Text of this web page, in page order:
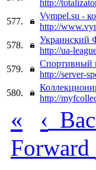
http://
577.
Vympel.su -
http://
578.
Украинский
http://ua-
579.
Спортивный
http://server-
580.
http://
« ‹
Forward